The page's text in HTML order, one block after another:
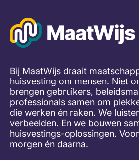
Bij MaatWijs draait
huisvesting om mensen. Niet
brengen gebruikers,
professionals samen om
die werken én raken. We
verbeelden. En we bouwen
huisvestings-oplossingen.
morgen én daarna.